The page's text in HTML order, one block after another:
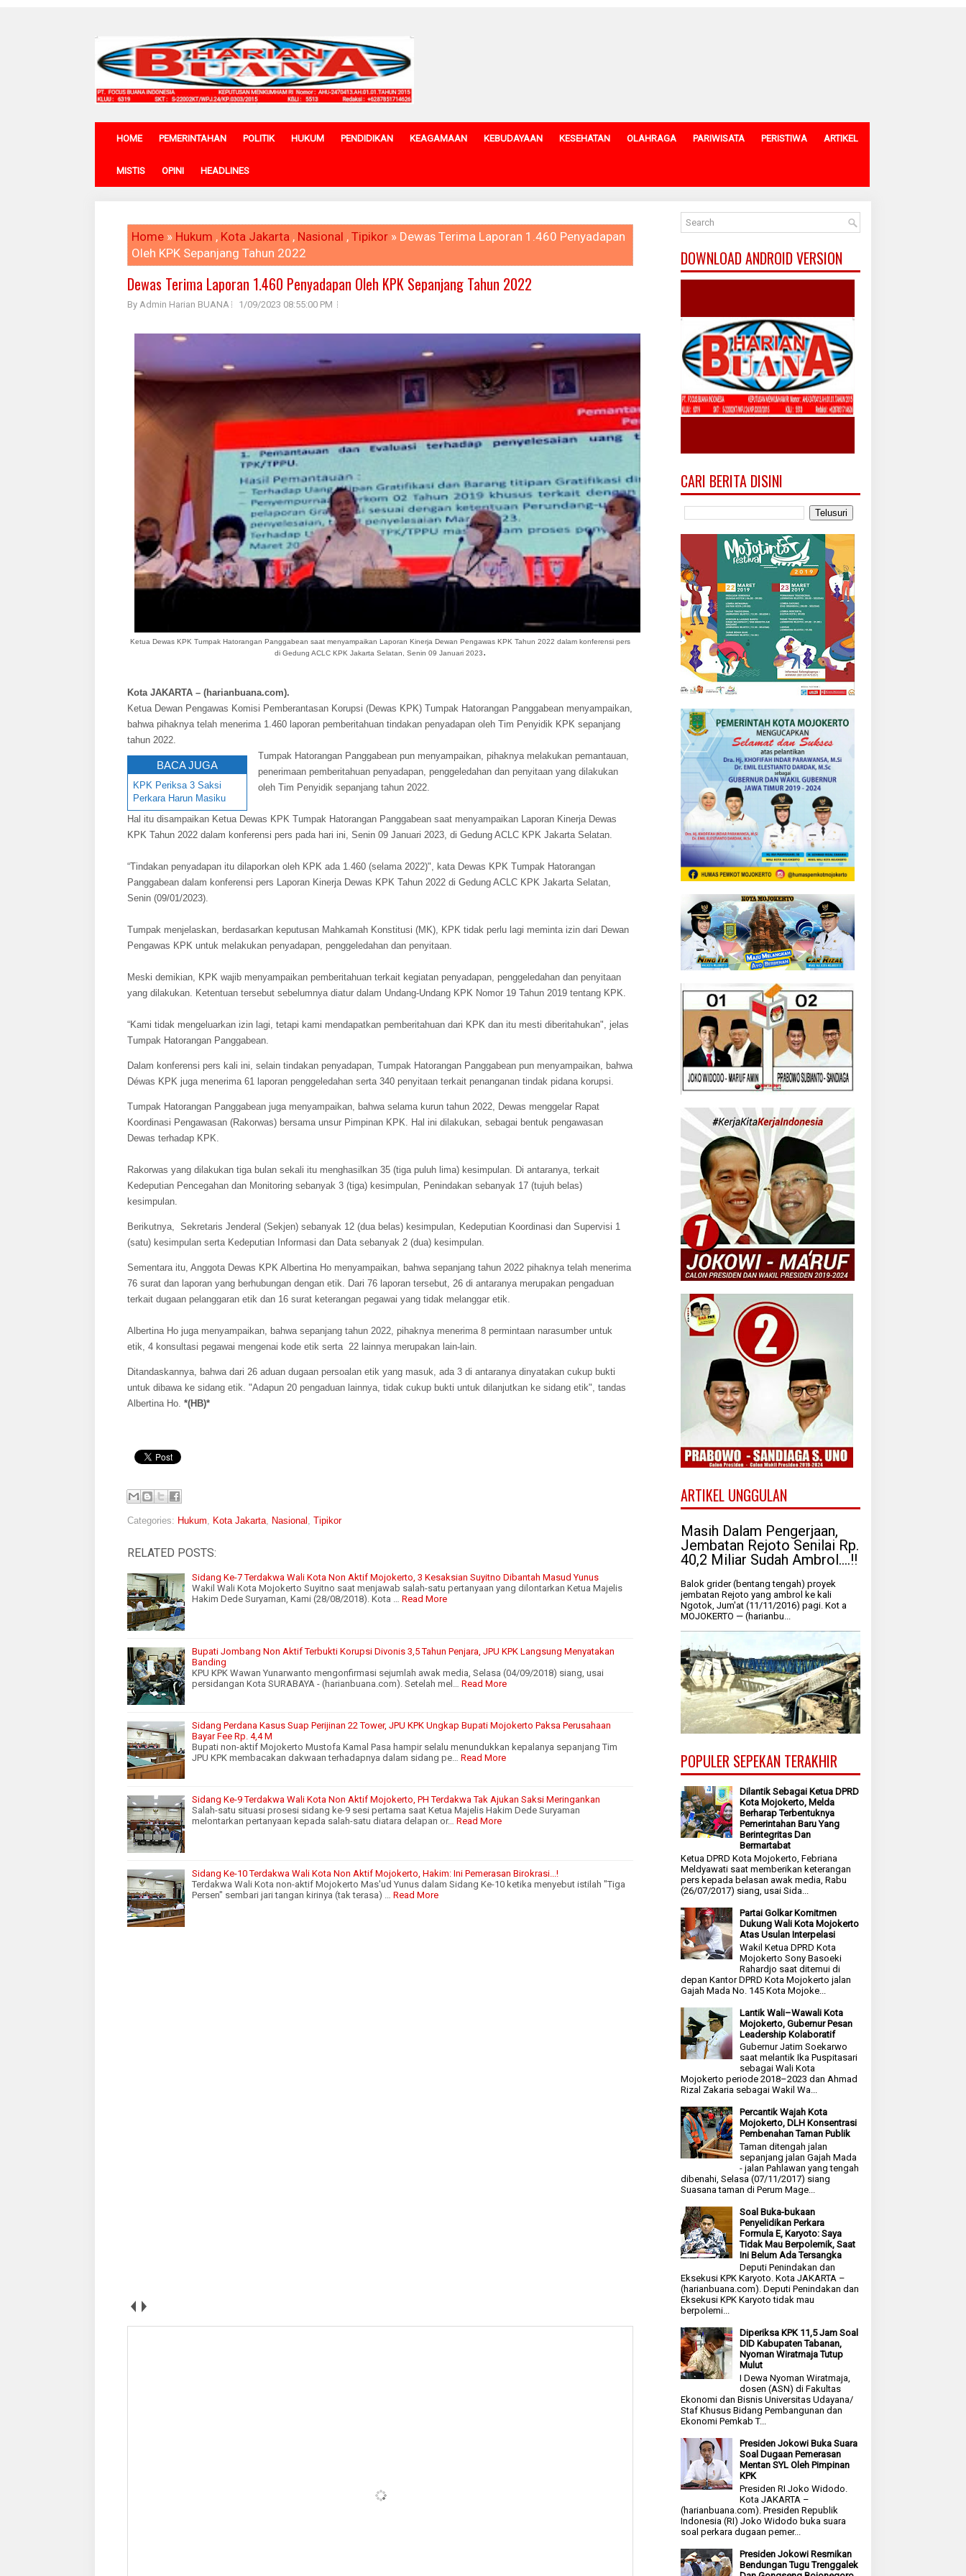
HOME PEMERINTAHAN POLITIK HUKUM PENDIDIKAN KEAGAMAAN KEBUDAYAAN KESEHATAN OLAHRAGA PARIWISATA PERISTIWA ARTIKEL
MISTIS OPINI HEADLINES
Home » Hukum , Kota Jakarta , Nasional , Tipikor » Dewas Terima Laporan 1.460 Penyadapan
Oleh KPK Sepanjang Tahun 2022
Dewas Terima Laporan 1.460 Penyadapan Oleh KPK Sepanjang Tahun 2022
By Admin Harian BUANA 1/09/2023 08:55:00 PM
Ketua Dewas KPK Tumpak Hatorangan Panggabean saat menyampaikan Laporan Kinerja Dewan Pengawas KPK Tahun 2022 dalam konferensi pers
di Gedung ACLC KPK Jakarta Selatan, Senin 09 Januari 2023.
Kota JAKARTA – (harianbuana.com).
Ketua Dewan Pengawas Komisi Pemberantasan Korupsi (Dewas KPK) Tumpak Hatorangan Panggabean menyampaikan,
bahwa pihaknya telah menerima 1.460 laporan pemberitahuan tindakan penyadapan oleh Tim Penyidik KPK sepanjang
tahun 2022.
BACA JUGA
KPK Periksa 3 Saksi
Perkara Harun Masiku
Tumpak Hatorangan Panggabean pun menyampaikan, pihaknya melakukan pemantauan,
penerimaan pemberitahuan penyadapan, penggeledahan dan penyitaan yang dilakukan
oleh Tim Penyidik sepanjang tahun 2022.
Hal itu disampaikan Ketua Dewas KPK Tumpak Hatorangan Panggabean saat menyampaikan Laporan Kinerja Dewas
KPK Tahun 2022 dalam konferensi pers pada hari ini, Senin 09 Januari 2023, di Gedung ACLC KPK Jakarta Selatan.
“Tindakan penyadapan itu dilaporkan oleh KPK ada 1.460 (selama 2022)", kata Dewas KPK Tumpak Hatorangan
Panggabean dalam konferensi pers Laporan Kinerja Dewas KPK Tahun 2022 di Gedung ACLC KPK Jakarta Selatan,
Senin (09/01/2023).
Tumpak menjelaskan, berdasarkan keputusan Mahkamah Konstitusi (MK), KPK tidak perlu lagi meminta izin dari Dewan
Pengawas KPK untuk melakukan penyadapan, penggeledahan dan penyitaan.
Meski demikian, KPK wajib menyampaikan pemberitahuan terkait kegiatan penyadapan, penggeledahan dan penyitaan
yang dilakukan. Ketentuan tersebut sebelumnya diatur dalam Undang-Undang KPK Nomor 19 Tahun 2019 tentang KPK.
“Kami tidak mengeluarkan izin lagi, tetapi kami mendapatkan pemberitahuan dari KPK dan itu mesti diberitahukan", jelas
Tumpak Hatorangan Panggabean.
Dalam konferensi pers kali ini, selain tindakan penyadapan, Tumpak Hatorangan Panggabean pun menyampaikan, bahwa
Déwas KPK juga menerima 61 laporan penggeledahan serta 340 penyitaan terkait penanganan tindak pidana korupsi.
Tumpak Hatorangan Panggabean juga menyampaikan, bahwa selama kurun tahun 2022, Dewas menggelar Rapat
Koordinasi Pengawasan (Rakorwas) bersama unsur Pimpinan KPK. Hal ini dilakukan, sebagai bentuk pengawasan
Dewas terhadap KPK.
Rakorwas yang dilakukan tiga bulan sekali itu menghasilkan 35 (tiga puluh lima) kesimpulan. Di antaranya, terkait
Kedeputian Pencegahan dan Monitoring sebanyak 3 (tiga) kesimpulan, Penindakan sebanyak 17 (tujuh belas)
kesimpulan.
Berikutnya, Sekretaris Jenderal (Sekjen) sebanyak 12 (dua belas) kesimpulan, Kedeputian Koordinasi dan Supervisi 1
(satu) kesimpulan serta Kedeputian Informasi dan Data sebanyak 2 (dua) kesimpulan.
Sementara itu, Anggota Dewas KPK Albertina Ho menyampaikan, bahwa sepanjang tahun 2022 pihaknya telah menerima
76 surat dan laporan yang berhubungan dengan etik. Dari 76 laporan tersebut, 26 di antaranya merupakan pengaduan
terkait dugaan pelanggaran etik dan 16 surat keterangan pegawai yang tidak melanggar etik.
Albertina Ho juga menyampaikan, bahwa sepanjang tahun 2022, pihaknya menerima 8 permintaan narasumber untuk
etik, 4 konsultasi pegawai mengenai kode etik serta 22 lainnya merupakan lain-lain.
Ditandaskannya, bahwa dari 26 aduan dugaan persoalan etik yang masuk, ada 3 di antaranya dinyatakan cukup bukti
untuk dibawa ke sidang etik. "Adapun 20 pengaduan lainnya, tidak cukup bukti untuk dilanjutkan ke sidang etik", tandas
Albertina Ho. *(HB)*
Categories: Hukum, Kota Jakarta, Nasional , Tipikor
RELATED POSTS:
Sidang Ke-7 Terdakwa Wali Kota Non Aktif Mojokerto, 3 Kesaksian Suyitno Dibantah Masud Yunus
Wakil Wali Kota Mojokerto Suyitno saat menjawab salah-satu pertanyaan yang dilontarkan Ketua Majelis
Hakim Dede Suryaman, Kami (28/08/2018). Kota … Read More
Bupati Jombang Non Aktif Terbukti Korupsi Divonis 3,5 Tahun Penjara, JPU KPK Langsung Menyatakan
Banding
KPU KPK Wawan Yunarwanto mengonfirmasi sejumlah awak media, Selasa (04/09/2018) siang, usai
persidangan Kota SURABAYA - (harianbuana.com). Setelah mel… Read More
Sidang Perdana Kasus Suap Perijinan 22 Tower, JPU KPK Ungkap Bupati Mojokerto Paksa Perusahaan
Bayar Fee Rp. 4,4 M
Bupati non-aktif Mojokerto Mustofa Kamal Pasa hampir selalu menundukkan kepalanya sepanjang Tim
JPU KPK membacakan dakwaan terhadapnya dalam sidang pe… Read More
Sidang Ke-9 Terdakwa Wali Kota Non Aktif Mojokerto, PH Terdakwa Tak Ajukan Saksi Meringankan
Salah-satu situasi prosesi sidang ke-9 sesi pertama saat Ketua Majelis Hakim Dede Suryaman
melontarkan pertanyaan kepada salah-satu diatara delapan or… Read More
Sidang Ke-10 Terdakwa Wali Kota Non Aktif Mojokerto, Hakim: Ini Pemerasan Birokrasi...!
Terdakwa Wali Kota non-aktif Mojokerto Mas'ud Yunus dalam Sidang Ke-10 ketika menyebut istilah "Tiga
Persen" sembari jari tangan kirinya (tak terasa) … Read More
DOWNLOAD ANDROID VERSION
CARI BERITA DISINI
ARTIKEL UNGGULAN
Masih Dalam Pengerjaan,
Jembatan Rejoto Senilai Rp.
40,2 Miliar Sudah Ambrol....!!
Balok grider (bentang tengah) proyek
jembatan Rejoto yang ambrol ke kali
Ngotok, Jum'at (11/11/2016) pagi. Kot a
MOJOKERTO — (harianbu...
POPULER SEPEKAN TERAKHIR
Dilantik Sebagai Ketua DPRD
Kota Mojokerto, Melda
Berharap Terbentuknya
Pemerintahan Baru Yang
Berintegritas Dan
Bermartabat
Ketua DPRD Kota Mojokerto, Febriana
Meldyawati saat memberikan keterangan
pers kepada belasan awak media, Rabu
(26/07/2017) siang, usai Sida...
Partai Golkar Komitmen
Dukung Wali Kota Mojokerto
Atas Usulan Interpelasi
Wakil Ketua DPRD Kota
Mojokerto Sony Basoeki
Rahardjo saat ditemui di
depan Kantor DPRD Kota Mojokerto jalan
Gajah Mada No. 145 Kota Mojoke...
Lantik Wali–Wawali Kota
Mojokerto, Gubernur Pesan
Leadership Kolaboratif
Gubernur Jatim Soekarwo
saat melantik Ika Puspitasari
sebagai Wali Kota
Mojokerto periode 2018–2023 dan Ahmad
Rizal Zakaria sebagai Wakil Wa...
Percantik Wajah Kota
Mojokerto, DLH Konsentrasi
Pembenahan Taman Publik
Taman ditengah jalan
sepanjang jalan Gajah Mada
- jalan Pahlawan yang tengah
dibenahi, Selasa (07/11/2017) siang
Suasana taman di Perum Mage...
Soal Buka-bukaan
Penyelidikan Perkara
Formula E, Karyoto: Saya
Tidak Mau Berpolemik, Saat
Ini Belum Ada Tersangka
Deputi Penindakan dan
Eksekusi KPK Karyoto. Kota JAKARTA –
(harianbuana.com). Deputi Penindakan dan
Eksekusi KPK Karyoto tidak mau
berpolemi...
Diperiksa KPK 11,5 Jam Soal
DID Kabupaten Tabanan,
Nyoman Wiratmaja Tutup
Mulut
I Dewa Nyoman Wiratmaja,
dosen (ASN) di Fakultas
Ekonomi dan Bisnis Universitas Udayana/
Staf Khusus Bidang Pembangunan dan
Ekonomi Pemkab T...
Presiden Jokowi Buka Suara
Soal Dugaan Pemerasan
Mentan SYL Oleh Pimpinan
KPK
Presiden RI Joko Widodo.
Kota JAKARTA –
(harianbuana.com). Presiden Republik
Indonesia (RI) Joko Widodo buka suara
soal perkara dugaan pemer...
Presiden Jokowi Resmikan
Bendungan Tugu Trenggalek